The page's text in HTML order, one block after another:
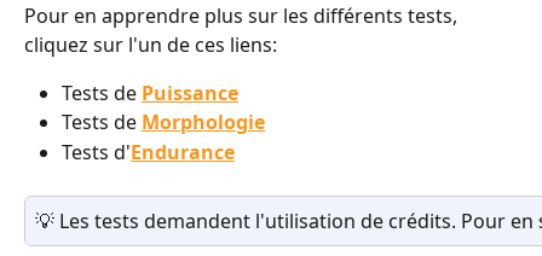
Pour en apprendre plus sur les différents tests,
cliquez sur l'un de ces liens:
Tests de Puissance
Tests de Morphologie
Tests d'Endurance
💡 Les tests demandent l'utilisation de crédits. Pour